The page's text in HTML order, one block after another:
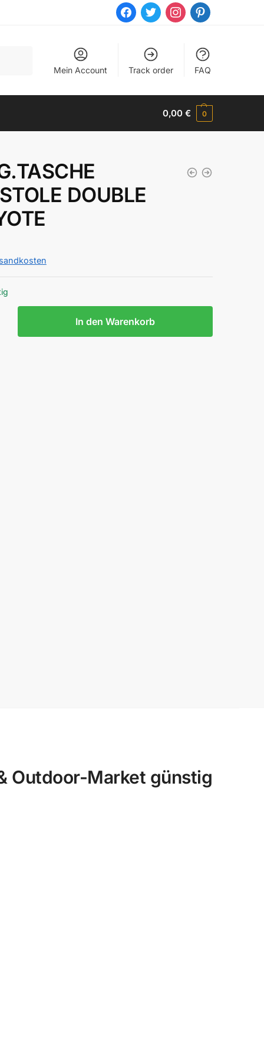
facebooktwitter instagrampinterest
Mein Account Track order FAQ
0,00€ 0
DOUBLE
In den Warenkorb
Outdoor-Market günstig